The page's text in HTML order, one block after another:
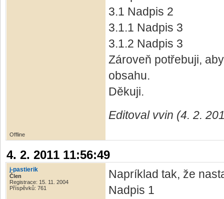
3.1 Nadpis 2
3.1.1 Nadpis 3
3.1.2 Nadpis 3
Zároveň potřebuji,
obsahu.
Děkuji.
Editoval vvin (4. 2.
Offline
4. 2. 2011 11:56:49
j-pastierik
Člen
Registrace: 15. 11. 2004
Příspěvků: 761
Napríklad tak, že
Nadpis 1